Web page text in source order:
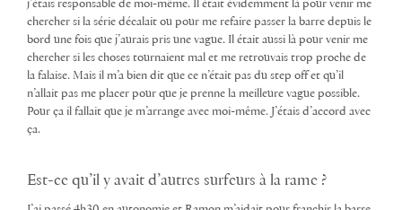
j’étais responsable de moi-même. Il était évidemment là pour venir me
chercher si la série décalait ou pour me refaire passer la barre depuis le
bord une fois que j’aurais pris une vague. Il était aussi là pour venir me
chercher si les choses tournaient mal et me retrouvais trop proche de
la falaise. Mais il m’a bien dit que ce n’était pas du step off et qu’il
n’allait pas me placer pour que je prenne la meilleure vague possible.
Pour ça il fallait que je m’arrange avec moi-même. J’étais d’accord avec
ça.
Est-ce qu’il y avait d’autres surfeurs à la rame ?